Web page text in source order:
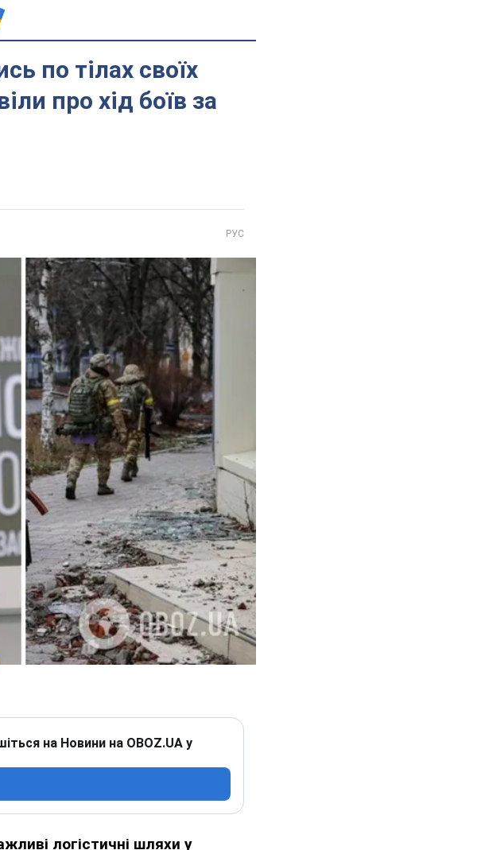
по тілах своїх
про хід боїв за
РУС
на Новини на OBOZ.UA у
логістичні шляхи у